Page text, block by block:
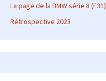
La page de la BMW série 8 (E31)
Rétrospective 2023